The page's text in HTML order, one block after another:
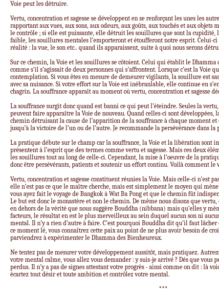
Voie peut les détruire.
Vertu, concentration et sagesse se développent en se renforçant les unes les
rapportant aux vues, aux sons, aux odeurs, aux goûts, aux touchés et aux objets
le contrôle ; si elle est puissante, elle détruit les souillures que sont la cupidité,
faible, les souillures mentales l’emporteront et étoufferont notre esprit. Celui-
réalité : la vue, le son etc.. quand ils apparaissent, suite à quoi nous serons
Sur ce chemin, la Voie et les souillures se côtoient. Celui qui établit le
comme s’il s’agissait de deux personnes qui s’affrontent. Lorsque c’est la Voie
contemplation. Si vous êtes en mesure de demeurer vigilants, la souillure est
avec sa nuisance. Si votre effort sur la Voie est inébranlable, elle continue en
chagrin. La souffrance apparaît au moment où vertu, concentration et sagesse
La souffrance surgit donc quand est banni ce qui peut l’éteindre. Seules la
peuvent faire apparaître la Voie de nouveau. Quand celles-ci sont développées,
chemin détruisant la cause de l’apparition de la souffrance à chaque moment
jusqu’à la victoire de l’un ou de l’autre. Je recommande la persévérance dans la
La pratique débute sur le champ car la souffrance, la Voie et la libération sont
présentent à l’esprit que des termes comme vertu et sagesse. Mais ces deux
les souillures tout au long de celle-ci. Cependant, la mise à l’oeuvre de la
donc être persévérants, patients et soutenir un effort continu. Voilà comment
Vertu, concentration et sagesse constituent réunies la Voie. Mais celle-ci n’est
elle n’est pas ce que le maître cherche, mais est simplement le moyen qui
vous ayez fait le voyage de Bangkok à Wat Ba Pong et que le chemin fût
Le but est donc le monastère et non le chemin. De même nous disons que vertu,
en dehors de la vérité que nous suggère Bouddha (nibbana) mais qu’elles y
facteurs, le résultat en est le plus merveilleux au sein duquel aucun son ni
mental. Il n’y a rien d’autre à faire. C’est pourquoi Bouddha dit qu’il faut lâcher
ce moment lé, vous connaîtrez cette paix au point de ne plus avoir besoin de
parviendrez à expérimenter le Dhamma des Bienheureux.
Ne tentez pas de mesurer votre développement aussitôt, mais pratiquez.
votre mental calme, vous allez vous demander : y suis-je arrivé ? Dés que vous
perdus. Il n’y a pas de signes attestant votre progrès - ainsi comme on dit : là
écartez tout désir et toute ambition et contrôlez votre mental.
***